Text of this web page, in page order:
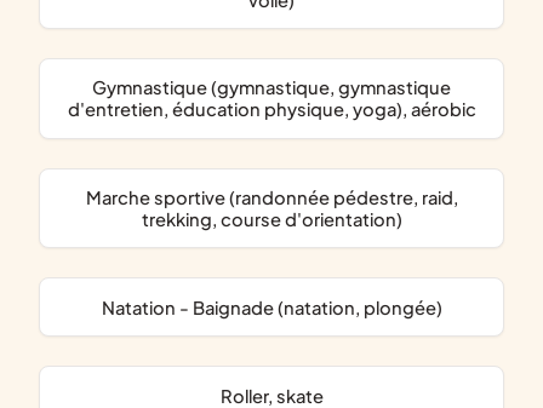
Gymnastique (gymnastique, gymnastique
d'entretien, éducation physique, yoga), aérobic
Marche sportive (randonnée pédestre, raid,
trekking, course d'orientation)
Natation - Baignade (natation, plongée)
Roller, skate